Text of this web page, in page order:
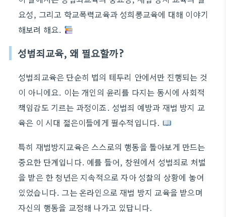
요성, 그리고 학교폭력교육과 성희롱교육에 대해 이야기
해보려 해요.
성범죄교육, 왜 필요할까?
성범죄교육은 단순히 법의 테두리 안에서만 진행되는 것
이 아니에요. 이는 개인의 윤리를 다지는 동시에 사회적
책임감도 기르는 과정이죠. 성범죄 예방과 재범 방지 교
육은 이 시대 젊은이들에게 필수적입니다.
특히 재범방지교육은 스스로의 행동을 돌아보게 만드는
중요한 단계입니다. 예를 들어, 창원에서 성범죄로 처벌
을 받은 한 청년은 지속적으로 자아 성찰의 상황에 놓여
있었습니다. 그는 온라인으로 재범 방지 교육을 받으며
자신의 행동을 교정해 나가고 있답니다.